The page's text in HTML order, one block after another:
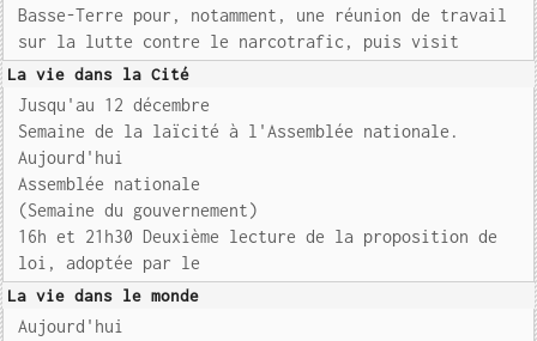
Basse-Terre pour, notamment, une réunion de travail
sur la lutte contre le narcotrafic, puis visit
La vie dans la Cité
Jusqu'au 12 décembre
Semaine de la laïcité à l'Assemblée nationale.
Aujourd'hui
Assemblée nationale
(Semaine du gouvernement)
16h et 21h30 Deuxième lecture de la proposition de
loi, adoptée par le
La vie dans le monde
Aujourd'hui